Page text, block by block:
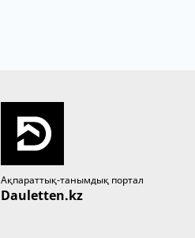
Ақпараттық-танымдық портал
Dauletten.kz